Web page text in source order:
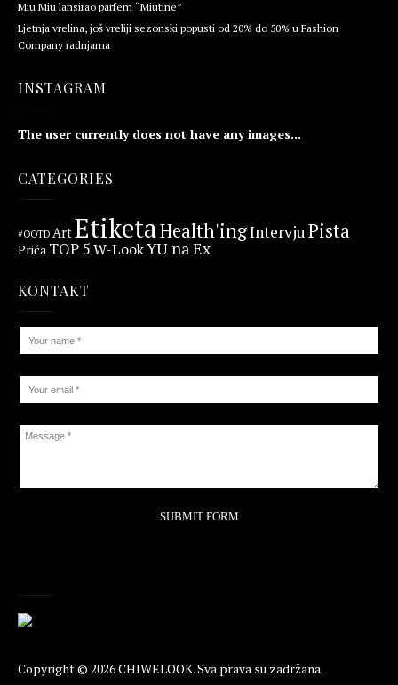
Miu Miu lansirao parfem “Miutine”
Ljetnja vrelina, još vreliji sezonski popusti od 20% do 50% u Fashion
Company radnjama
INSTAGRAM
The user currently does not have any images...
CATEGORIES
#OOTD ArtEtiketaHealth'ingIntervjuPista
Priča TOP 5W-LookYU na Ex
KONTAKT
Copyright © 2026CHIWELOOK. Sva prava su zadržana.